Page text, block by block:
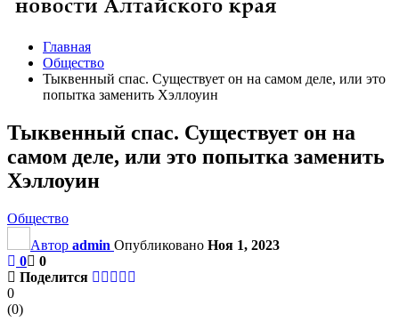
Главная
Общество
Тыквенный спас. Существует он на самом деле, или это
попытка заменить Хэллоуин
Тыквенный спас. Существует он на
самом деле, или это попытка заменить
Хэллоуин
Общество
Автор admin Опубликовано Ноя 1, 2023
0
0
Поделится
0
(0)